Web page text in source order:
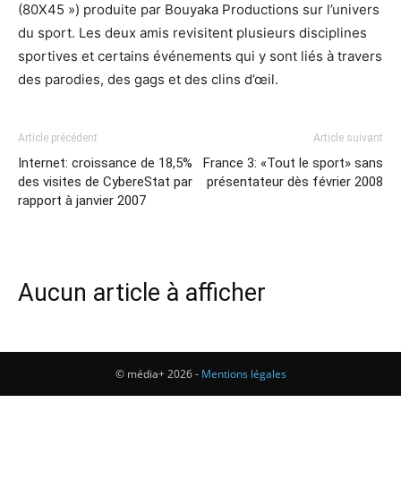
(80X45 ») produite par Bouyaka Productions sur l’univers
du sport. Les deux amis revisitent plusieurs disciplines
sportives et certains événements qui y sont liés à travers
des parodies, des gags et des clins d’œil.
Article précédent
Internet: croissance de 18,5%
des visites de CybereStat par
rapport à janvier 2007
Article suivant
France 3: «Tout le sport» sans
présentateur dès février 2008
Aucun article à afficher
© média+ 2026 - Mentions légales